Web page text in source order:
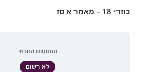
כוזרי 18 – מאמר א סז
הסטטוס הנוכחי
לא רשום